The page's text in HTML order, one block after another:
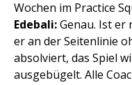
Wochen im Practice
Edebali:Genau. Ist er
er an der Seitenlinie
absolviert, das Spiel
ausgebügelt. Alle